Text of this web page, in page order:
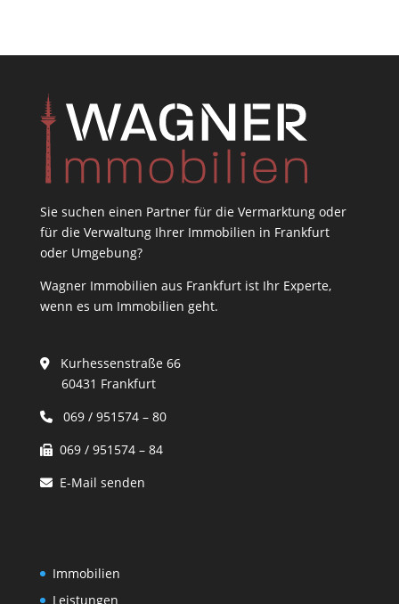
Sie suchen einen Partner für die Vermarktung oder
für die Verwaltung Ihrer Immobilien in Frankfurt
oder Umgebung?
Wagner Immobilien aus Frankfurt ist Ihr Experte,
wenn es um Immobilien geht.
Kurhessenstraße 66
60431 Frankfurt
069 / 951574 – 80
069 / 951574 – 84
E-Mail senden
Immobilien
Leistungen